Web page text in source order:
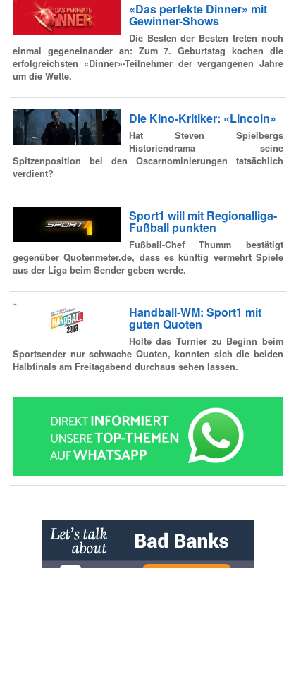
«Das perfekte Dinner» mit
Gewinner-Shows
Die Besten der Besten treten noch
einmal gegeneinander an: Zum 7. Geburtstag kochen die
erfolgreichsten «Dinner»-Teilnehmer der vergangenen Jahre
um die Wette.
Die Kino-Kritiker: «Lincoln»
Hat Steven Spielbergs
Historiendrama seine
Spitzenposition bei den Oscarnominierungen tatsächlich
verdient?
Sport1 will mit Regionalliga-
Fußball punkten
Fußball-Chef Thumm bestätigt
gegenüber Quotenmeter.de, dass es künftig vermehrt Spiele
aus der Liga beim Sender geben werde.
Handball-WM: Sport1 mit
guten Quoten
Holte das Turnier zu Beginn beim
Sportsender nur schwache Quoten, konnten sich die beiden
Halbfinals am Freitagabend durchaus sehen lassen.